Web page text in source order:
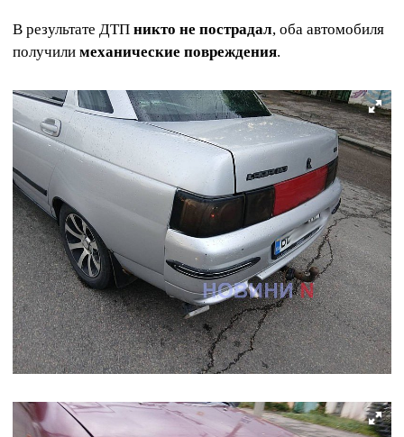
В результате ДТП никто не пострадал, оба автомобиля
получили механические повреждения.